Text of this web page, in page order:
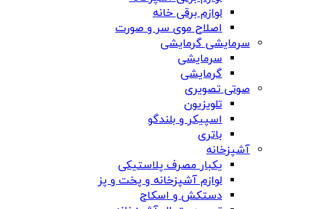
لوازم برقی خانه
اصلاح موی سر و صورت
سرمایشی گرمایشی
سرمایشی
گرمایشی
صوتی تصویری
تلویزیون
اسپیکر و بلندگو
باتری
آشپزخانه
یکبار مصرف پلاستیکی
لوازم آشپزخانه و پخت و پز
دستکش و اسکاج